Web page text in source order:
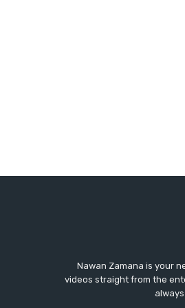
Nawan Zamana is your
videos straight from the